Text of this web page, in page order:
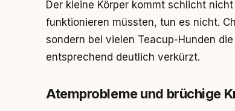
Der kleine Körper kommt schlicht
funktionieren müssten, tun es nicht.
sondern bei vielen Teacup-Hunden
entsprechend deutlich verkürzt.
Atemprobleme und brüchige